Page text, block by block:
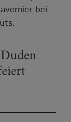
bei